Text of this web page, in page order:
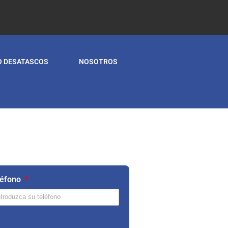
DESATASCOS NOSOTROS